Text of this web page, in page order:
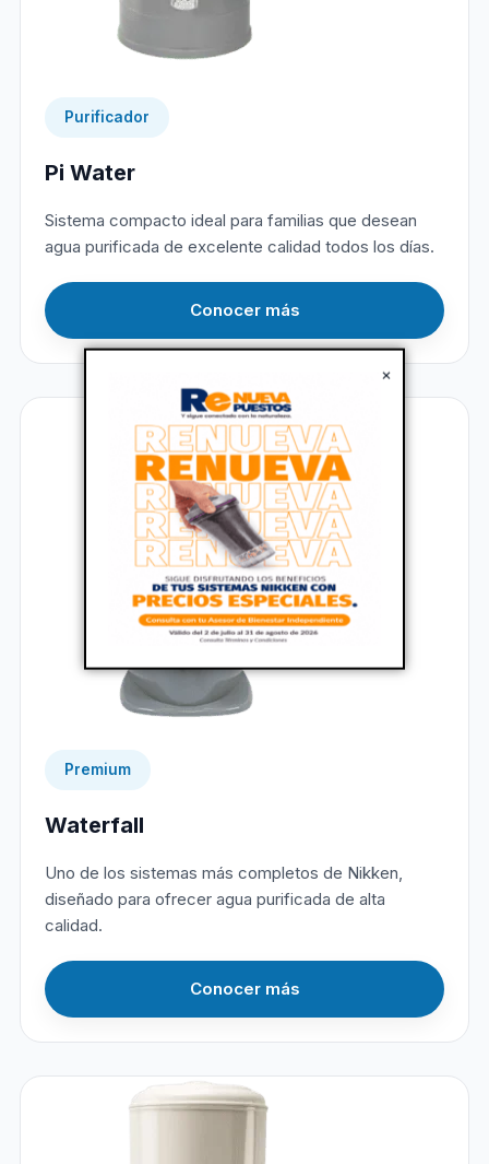
×
Purificador
Pi Water
Sistema compacto ideal para familias que desean
agua purificada de excelente calidad todos los días.
Conocer más
Premium
Waterfall
Uno de los sistemas más completos de Nikken,
diseñado para ofrecer agua purificada de alta
calidad.
Conocer más